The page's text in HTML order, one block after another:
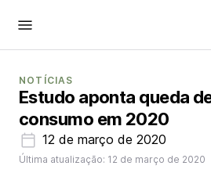
NOTÍCIAS
Estudo aponta queda
consumo em 2020
12 de março de 2020
Última atualização: 12 de março de 2020